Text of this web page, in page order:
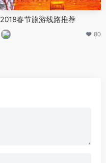
2018春节旅游线路推荐
80